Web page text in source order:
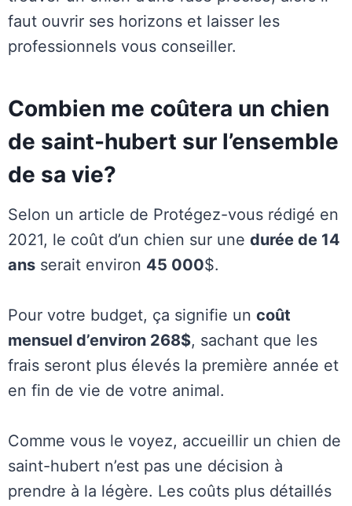
faut ouvrir ses horizons et laisser les
professionnels vous conseiller.
Combien me coûtera un chien
de saint-hubert sur l’ensemble
de sa vie?
Selon un article de Protégez-vous rédigé en
2021, le coût d’un chien sur une durée de 14
ans serait environ 45 000$.
Pour votre budget, ça signifie un coût
mensuel d’environ 268$, sachant que les
frais seront plus élevés la première année et
en fin de vie de votre animal.
Comme vous le voyez, accueillir un chien de
saint-hubert n’est pas une décision à
prendre à la légère. Les coûts plus détaillés